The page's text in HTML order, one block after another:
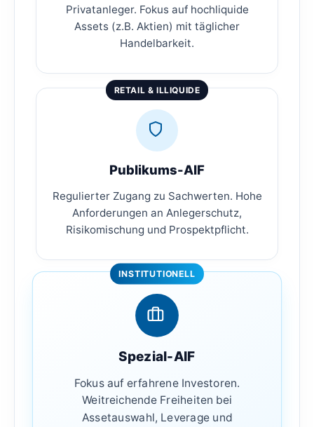
Privatanleger. Fokus auf hochliquide
Assets (z.B. Aktien) mit täglicher
Handelbarkeit.
RETAIL & ILLIQUIDE
Publikums-AIF
Regulierter Zugang zu Sachwerten. Hohe
Anforderungen an Anlegerschutz,
Risikomischung und Prospektpflicht.
INSTITUTIONELL
Spezial-AIF
Fokus auf erfahrene Investoren.
Weitreichende Freiheiten bei
Assetauswahl, Leverage und